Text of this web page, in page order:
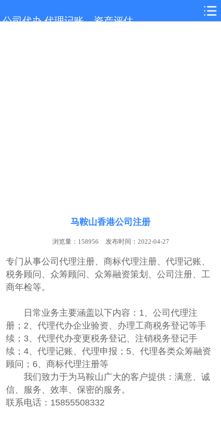
公司代办,代理记账，资产评估
网站首页
马鞍山香港公司注册
浏览量：158956 发布时间：2022-04-27
专门从事公司代理注册、商标代理注册、代理记账、
税务‌‌顾问、众筹顾问、众筹融资策划、公司注册、工
商年检等。
日常业务主要涵盖以下内容：1、公司代理注
册；2、代理代办企业验资、办理工商税务登记等手
续；3、代理代办变更税务登记、注销税务登记手
续；4、代理记账、代理申报；5、代理各类众筹融资
顾问；6、商标代理注册等
我们致力于为马鞍山广大的客户提供：满意、诚
信、服务、效率、保密的服务。
联系电话：15855508332